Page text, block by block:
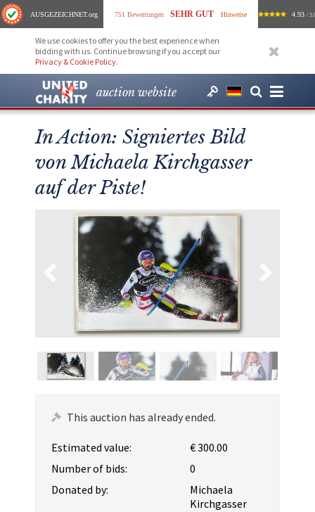
AUSGEZEICHNET.org 751 Bewertungen SEHR GUT Hinweise 4.93 /
We use cookies to offer you the best experience when
bidding with us. Continue browsing if you accept our
Privacy & Cookie Policy.
auction website
In Action: Signiertes Bild
von Michaela Kirchgasser
auf der Piste!
This auction has already ended.
Estimated value:
€ 300.00
Number of bids:
0
Donated by:
Michaela
Kirchgasser